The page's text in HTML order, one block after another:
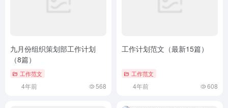
九月份组织策划部工作计划
（8篇）
工作范文
4年前 568
工作计划范文（最新15篇）
工作范文
4年前 608